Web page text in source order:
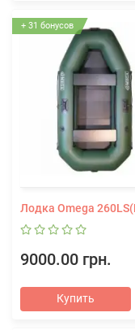
+ 31 бонусов
Лодка Omega
9000.00 грн.
Купить